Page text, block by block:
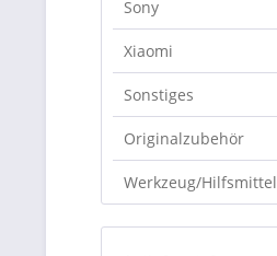
Sony
Xiaomi
Sonstiges
Originalzubehör
Werkzeug/Hilfsmittel